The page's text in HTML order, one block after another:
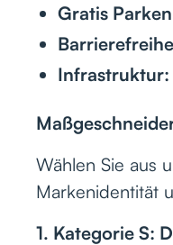
Gratis
Infrastruktur:
Wählen Sie aus
Markenidentität
1. Kategorie S: